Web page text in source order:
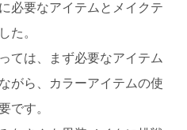
必要なアイテムとメイクテ
た。
ては、まず必要なアイテム
がら、カラーアイテムの使
です。